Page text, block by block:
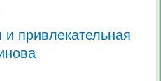
привлекательная